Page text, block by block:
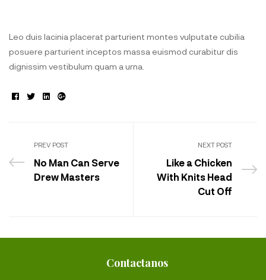
Leo duis lacinia placerat parturient montes vulputate cubilia
posuere parturient inceptos massa euismod curabitur dis
dignissim vestibulum quam a urna.
Facebook
TwitterLinkedin
Google+
PREV POST
No Man Can Serve
Drew Masters
NEXT POST
Like a Chicken
With Knits Head
Cut Off
Contactanos